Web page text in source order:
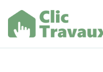
contenu